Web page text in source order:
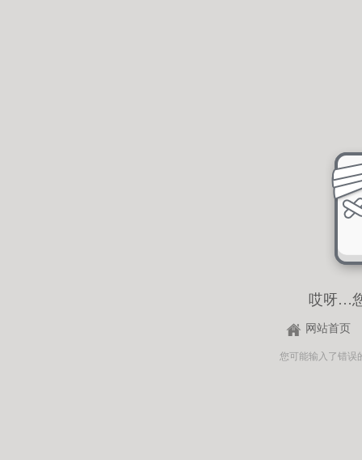
哎呀…
网站首页
您可能输入了错误